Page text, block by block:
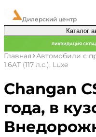
Дилерский центр
Каталог
Главная Автомобили с
1.6AT (117 л.с.), Luxe
Changan
года, в